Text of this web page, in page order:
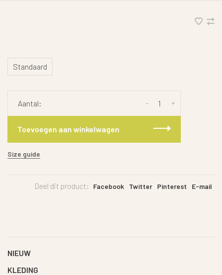
Standaard
Aantal: +
-
Toevoegen aan winkelwagen
Size guide
Deel dit product: Facebook Twitter Pinterest E-mail
NIEUW
KLEDING